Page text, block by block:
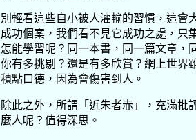
別輕看這些自小被人灌輸的習慣，這會
成功個案，我們看不見它成功之處，只
怎能學習呢？同一本書，同一篇文章，
你有多挑剔？還是有多欣賞？網上世界
積點口德，因為會傷害到人。
除此之外，所謂「近朱者赤」，充滿批
麼人呢？值得深思。